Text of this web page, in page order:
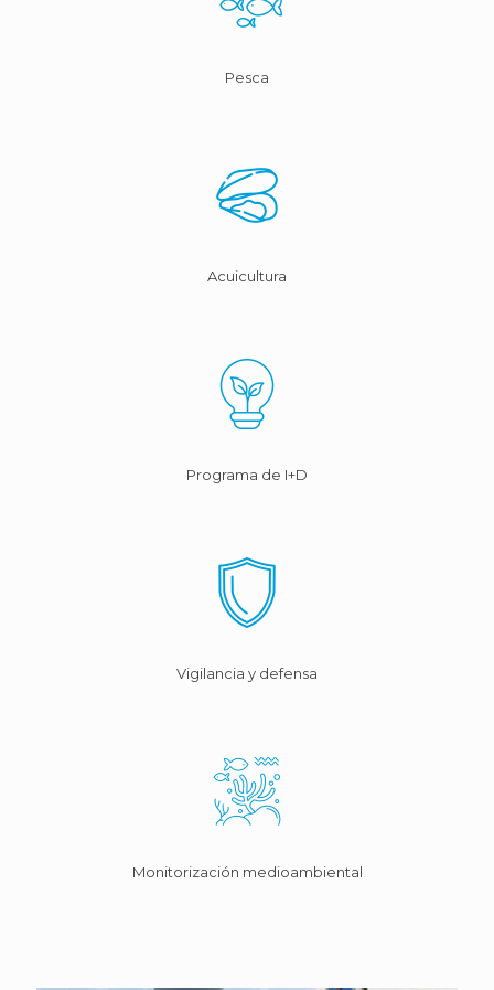
Pesca
Acuicultura
Programa de I+D
Vigilancia y defensa
Monitorización medioambiental